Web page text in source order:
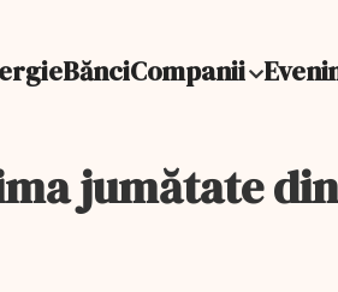
BănciCompanii
jumătate